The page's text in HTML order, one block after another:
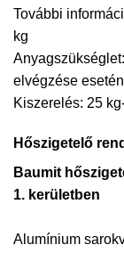
További
kg
elvégzése
Kiszerelés: 25
Hőszigetelő
Baumit
1. kerületben
Alumínium